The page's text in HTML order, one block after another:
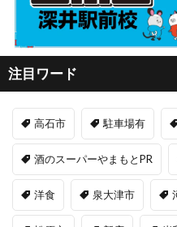
注目ワード
高石市 駐車場有
酒のスーパーやまもとPR
洋食 泉大津市